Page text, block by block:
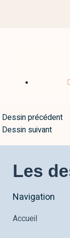
Dessin précédent
Dessin suivant
Les
Navigation
Accueil